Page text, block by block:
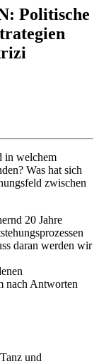
Politische
in welchem
Was hat sich
zwischen
20 Jahre
daran werden wir
nach Antworten
und